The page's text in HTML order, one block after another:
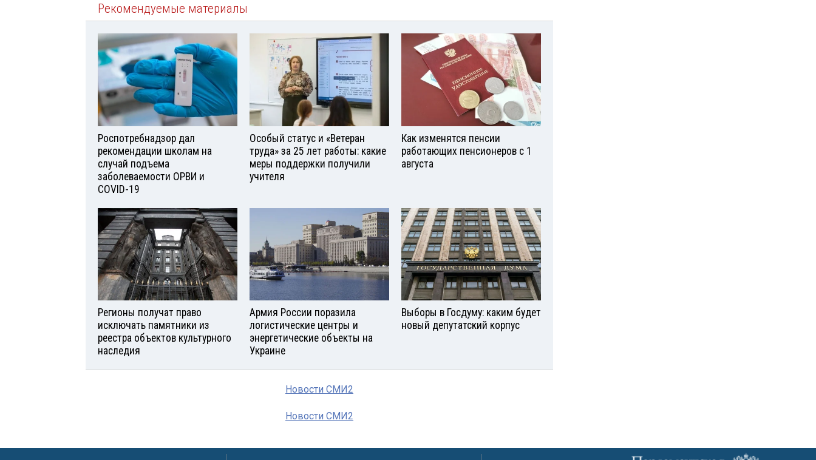
Рекомендуемые материалы
Роспотребнадзор дал
рекомендации школам на
случай подъема
заболеваемости ОРВИ и
COVID-19
Особый статус и «Ветеран
труда» за 25 лет работы: какие
меры поддержки получили
учителя
Как изменятся пенсии
работающих пенсионеров с 1
августа
Регионы получат право
исключать памятники из
реестра объектов культурного
наследия
Армия России поразила
логистические центры и
энергетические объекты на
Украине
Выборы в Госдуму: каким будет
новый депутатский корпус
Новости СМИ2
Новости СМИ2